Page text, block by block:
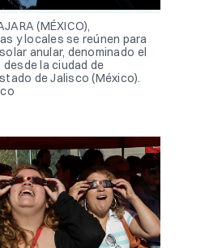
(MÉXICO),
y locales se reúnen para
anular, denominado el
desde la ciudad de
de Jalisco (México).